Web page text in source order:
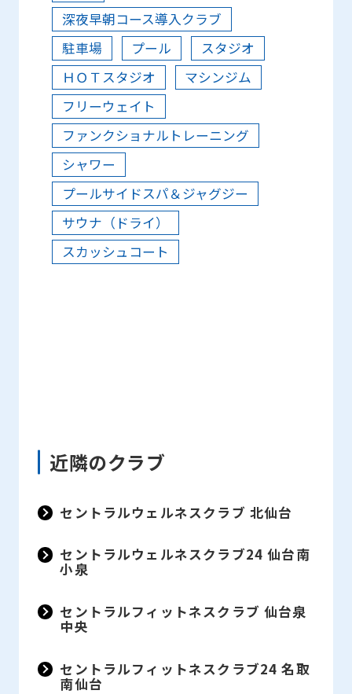
深夜早朝コース導入クラブ
駐車場
プール
スタジオ
ＨＯＴスタジオ
マシンジム
フリーウェイト
ファンクショナルトレーニング
シャワー
プールサイドスパ＆ジャグジー
サウナ（ドライ）
スカッシュコート
近隣のクラブ
セントラルウェルネスクラブ 北仙台
セントラルウェルネスクラブ24 仙台南
小泉
セントラルフィットネスクラブ 仙台泉
中央
セントラルフィットネスクラブ24 名取
南仙台